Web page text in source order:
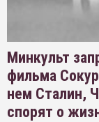
Минкульт
фильма
нем Сталин,
спорят о